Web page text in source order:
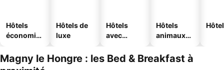
Hôtels
économiq
Hôtels de
luxe
Hôtels
avec
Hôtels
animaux
Magny le Hongre : les Bed & Breakfast à